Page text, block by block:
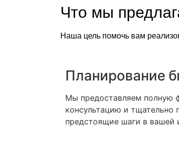
Что мы
Наша цель помочь вам
Планирование
Мы предоставляем полную
консультацию и тщательно
предстоящие шаги в вашей